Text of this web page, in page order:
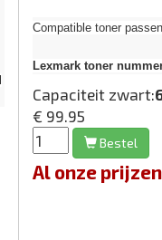
Compatible toner
Lexmark toner
Capaciteit zwart:
€ 99.95
Bestel
Al onze